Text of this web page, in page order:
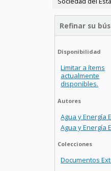
Refinar su
Disponibilidad
Limitar a ítems
actualmente
disponibles.
Autores
Agua y Energía
Agua y Energía
Colecciones
Documentos